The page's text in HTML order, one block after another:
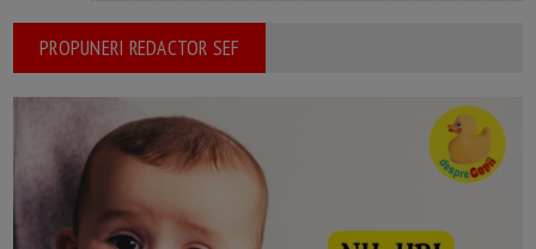
PROPUNERI REDACTOR SEF